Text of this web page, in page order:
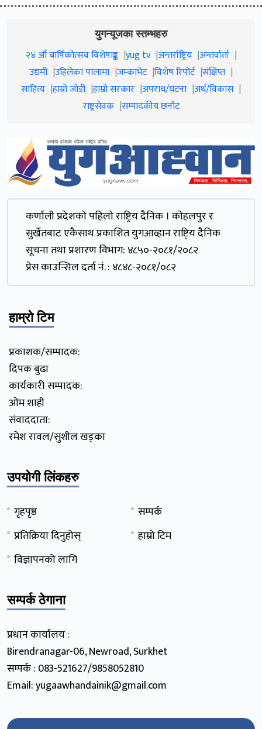
युगन्यूजका स्तम्भहरु
२४ औं बार्षिकोत्सव विशेषाङ्क yug tv अन्तर्राष्ट्रिय अन्तर्वार्ता
उद्यमी उहिलेका पालामा जम्काभेट विशेष रिपोर्ट संक्षिप्त
साहित्य हाम्रो जाेडी हाम्रो सरकार अपराध/घटना अर्थ/विकास
राष्ट्रसेवक सम्पादकीय छनौट
कर्णाली प्रदेशकाे पहिलाे राष्ट्रिय दैनिक । काेहलपुर र
सुर्खेतबाट एकैसाथ प्रकाशित युगआव्हान राष्टि्य दैनिक
सूचना तथा प्रशारण विभाग: ४८५०-२०८१/२०८२
प्रेस काउन्सिल दर्ता नं. : ४८४८-२०८१/०८२
हाम्रो टिम
प्रकाशक/सम्पादक:
दिपक बुढा
कार्यकारी सम्पादक:
ओम शाही
संवाददाता:
रमेश रावल/सुशील खड्का
उपयोगी लिंकहरु
गृहपृष्ठ
सम्पर्क
प्रतिक्रिया दिनुहोस्
हाम्रो टिम
विज्ञापनको लागि
सम्पर्क ठेगाना
प्रधान कार्यालय :
Birendranagar-06, Newroad, Surkhet
सम्पर्क : 083-521627/9858052810
Email: yugaawhandainik@gmail.com